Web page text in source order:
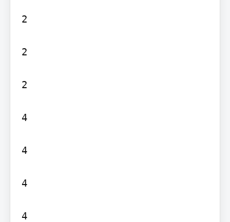
2
2
2
4
4
4
4